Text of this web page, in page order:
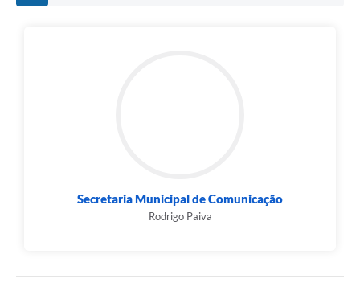
Secretaria Municipal de Comunicação
Rodrigo Paiva